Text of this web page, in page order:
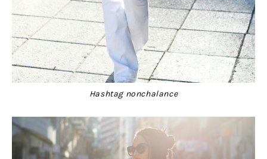
Hashtag nonchalance